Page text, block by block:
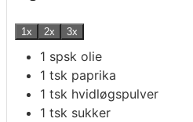
1x 2x 3x
1 spsk olie
1 tsk paprika
1 tsk hvidløgspulver
1 tsk sukker